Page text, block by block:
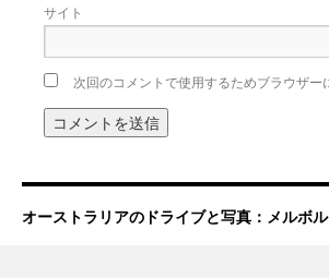
サイト
次回のコメントで使用するためブラウザ
オーストラリアのドライブと写真：メルボ